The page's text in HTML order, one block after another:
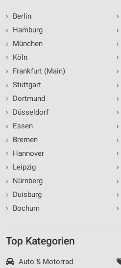
›
Berlin
›
Hamburg
›
München
›
Köln
›
Frankfurt (Main)
› Stuttgart
›
Dortmund
›
Düsseldorf
›
Essen
›
Bremen
›
Hannover
›
Leipzig
›
Nürnberg
›
Duisburg
›
Bochum
›
›
›
›
›
›
›
›
›
›
›
›
›
›
›
Top Kategorien
Auto & Motorrad